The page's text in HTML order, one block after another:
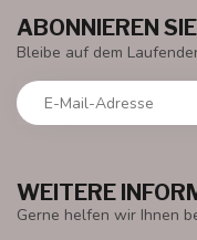
WEITERE
Gerne helfen wir Ihnen
ABONNIEREN
Bleibe auf dem